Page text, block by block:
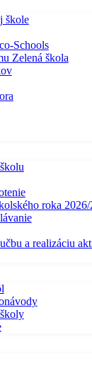
škole
Schools
Zelená škola
roka
a realizáciu